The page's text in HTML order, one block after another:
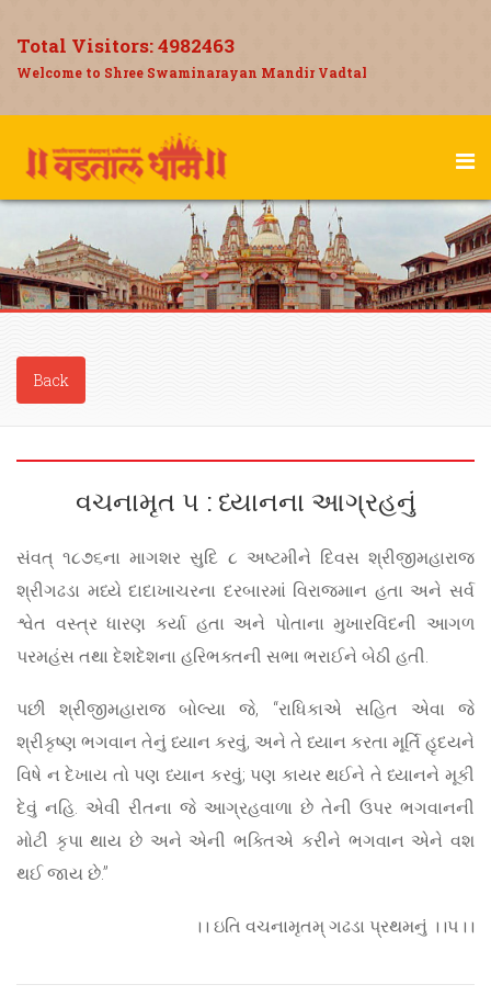
Total Visitors:4982463
Welcome to Shree Swaminarayan Mandir Vadtal
Back
વચનામૃત ૫ : ધ્યાનના આગ્રહનું
સંવત્ ૧૮૭૬ના માગશર સુદિ ૮ અષ્ટમીને દિવસ શ્રીજીમહારાજ
શ્રીગઢડા મધ્યે દાદાખાચરના દરબારમાં વિરાજમાન હતા અને સર્વ
શ્વેત વસ્ત્ર ધારણ કર્યા હતા અને પોતાના મુખારવિંદની આગળ
પરમહંસ તથા દેશદેશના હરિભક્તની સભા ભરાઈને બેઠી હતી.
પછી શ્રીજીમહારાજ બોલ્યા જે, “રાધિકાએ સહિત એવા જે
શ્રીકૃષ્ણ ભગવાન તેનું ધ્યાન કરવું, અને તે ધ્યાન કરતા મૂર્તિ હૃદયને
વિષે ન દેખાય તો પણ ધ્યાન કરવું; પણ કાયર થઈને તે ધ્યાનને મૂકી
દેવું નહિ. એવી રીતના જે આગ્રહવાળા છે તેની ઉપર ભગવાનની
મોટી કૃપા થાય છે અને એની ભક્તિએ કરીને ભગવાન એને વશ
થઈ જાય છે.”
।। ઇતિ વચનામૃતમ્ ગઢડા પ્રથમનું ।।૫।।